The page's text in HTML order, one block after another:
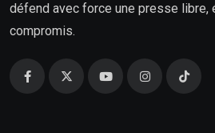
défend avec force une presse libre,
compromis.